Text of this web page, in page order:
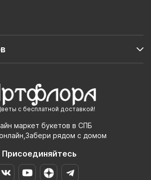
с бесплатной доставкой!
маркет букетов в СПБ
рядом с домом
Присоединяйтесь